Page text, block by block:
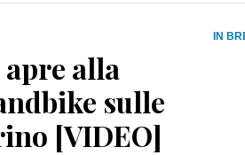
IN
alla
sulle
[VIDEO]